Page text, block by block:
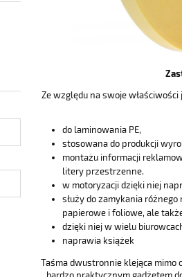
Ze względu na swoje
do laminowania PE,
stosowana do produkcji
montażu informacji
litery przestrzenne.
w motoryzacji dzięki niej
służy do zamykania
papierowe i foliowe, ale
dzięki niej w wielu
naprawia książek
Taśma dwustronnie klejąca
bardzo praktycznym gadżetem